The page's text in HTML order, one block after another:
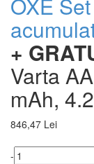
OXE
+
Varta
mAh,
846,47 Lei
-